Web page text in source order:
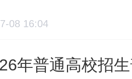
08 16:04
年普通高校招